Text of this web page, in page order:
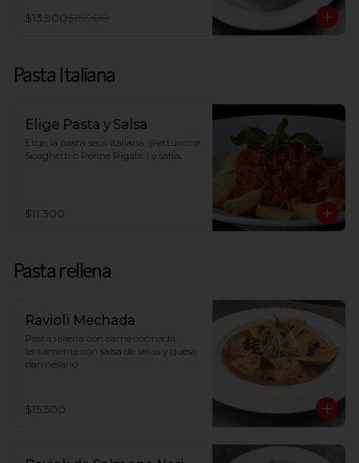
$13.900$15.900
Pasta Italiana
Elige Pasta y Salsa
Elige la pasta seca italiana  (Fettuccine,
Spaghetti o Penne Rigate ) y salsa.
$11.300
Pasta rellena
Ravioli Mechada
Pasta rellena con carne cocinada
lentamente con salsa de setas y queso
parmesano
$15.500